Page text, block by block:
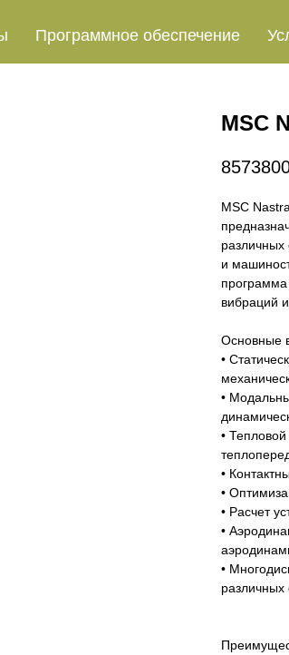
MSC
MSC
различных
и
вибраций
Основные
•
•
•
•
•
• Расчет
•
•
различных
Программное обеспечение